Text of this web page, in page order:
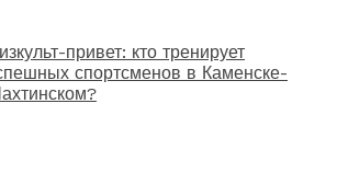
привет: кто тренирует
спортсменов в Каменске-